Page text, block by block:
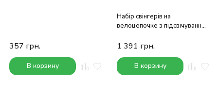
357 грн.
В корзину
Набір свінгерів на
велоцепочке з підсвічуванням
1 391 грн.
В корзину